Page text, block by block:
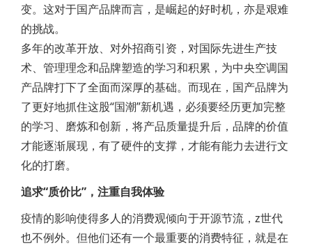
变。这对于国产品牌而言，是崛起的好时机，亦是艰难
的挑战。
多年的改革开放、对外招商引资，对国际先进生产技
术、管理理念和品牌塑造的学习和积累，为中央空调国
产品牌打下了全面而深厚的基础。而现在，国产品牌为
了更好地抓住这股“国潮”新机遇，必须要经历更加完整
的学习、磨炼和创新，将产品质量提升后，品牌的价值
才能逐渐展现，有了硬件的支撑，才能有能力去进行文
化的打磨。
追求“质价比”，注重自我体验
疫情的影响使得多人的消费观倾向于开源节流，z世代
也不例外。但他们还有一个最重要的消费特征，就是在